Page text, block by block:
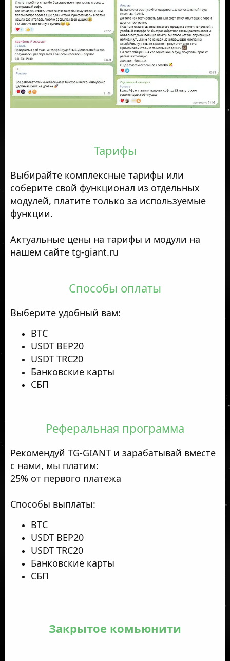
Тарифы
Выбирайте комплексные тарифы или
соберите свой функционал из отдельных
модулей, платите только за используемые
функции.
Актуальные цены на тарифы и модули на
нашем сайте tg-giant.ru
Способы оплаты
Выберите удобный вам:
BTC
USDT BEP20
USDT TRC20
Банковские карты
СБП
Реферальная программа
Рекомендуй TG-GIANT и зарабатывай вместе
с нами, мы платим:
25% от первого платежа
Способы выплаты:
BTC
USDT BEP20
USDT TRC20
Банковские карты
СБП
Закрытое комьюнити